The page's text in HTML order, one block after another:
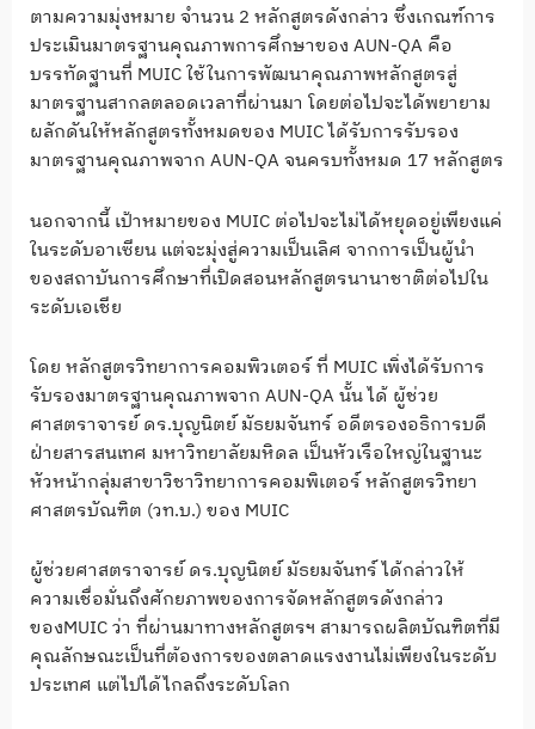
ตามความมุ่งหมาย จำนวน 2 หลักสูตรดังกล่าว ซึ่งเกณฑ์การ
ประเมินมาตรฐานคุณภาพการศึกษาของ AUN-QA คือ
บรรทัดฐานที่ MUIC ใช้ในการพัฒนาคุณภาพหลักสูตรสู่
มาตรฐานสากลตลอดเวลาที่ผ่านมา โดยต่อไปจะได้พยายาม
ผลักดันให้หลักสูตรทั้งหมดของ MUIC ได้รับการรับรอง
มาตรฐานคุณภาพจาก AUN-QA จนครบทั้งหมด 17 หลักสูตร
นอกจากนี้ เป้าหมายของ MUIC ต่อไปจะไม่ได้หยุดอยู่เพียงแค่
ในระดับอาเซียน แต่จะมุ่งสู่ความเป็นเลิศ จากการเป็นผู้นำ
ของสถาบันการศึกษาที่เปิดสอนหลักสูตรนานาชาติต่อไปใน
ระดับเอเชีย
โดย หลักสูตรวิทยาการคอมพิวเตอร์ ที่ MUIC เพิ่งได้รับการ
รับรองมาตรฐานคุณภาพจาก AUN-QA นั้น ได้ ผู้ช่วย
ศาสตราจารย์ ดร.บุญนิตย์ มัธยมจันทร์ อดีตรองอธิการบดี
ฝ่ายสารสนเทศ มหาวิทยาลัยมหิดล เป็นหัวเรือใหญ่ในฐานะ
หัวหน้ากลุ่มสาขาวิชาวิทยาการคอมพิเตอร์ หลักสูตรวิทยา
ศาสตรบัณฑิต (วท.บ.) ของ MUIC
ผู้ช่วยศาสตราจารย์ ดร.บุญนิตย์ มัธยมจันทร์ ได้กล่าวให้
ความเชื่อมั่นถึงศักยภาพของการจัดหลักสูตรดังกล่าว
ของMUIC ว่า ที่ผ่านมาทางหลักสูตรฯ สามารถผลิตบัณฑิตที่มี
คุณลักษณะเป็นที่ต้องการของตลาดแรงงานไม่เพียงในระดับ
ประเทศ แต่ไปได้ไกลถึงระดับโลก